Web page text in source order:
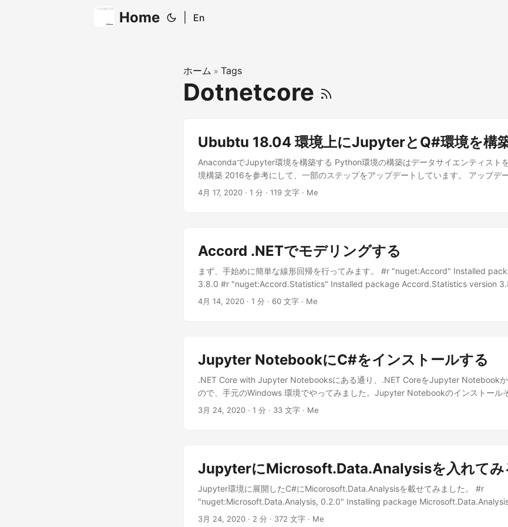
Home En
ホーム » Tags
Dotnetcore
Ububtu 18.04 環境上にJupyterとQ#環境を構
AnacondaでJupyter環境を構築する Python環境の構築はデータサイエンティスト
境構築 2016を参考にして、一部のステップをアップデートしています。 アップデ
参考記事では旧版のAnacondaがベースとなっているため、サーチパスを変更した
~/.bashrc echo 'eval "$(pyenv init -)"' >> ~/.bashrc source ~/.bashrc Anacondaを
pyenv install -l | grep ana # 最新版を確認する pyenv install anaconda3-yyyy.MM
した最新版にする pyenv rehash pyenv global anaconda3-yyyy.MM conda
bash source ~/.bashrc dotnet coreをインストールする wget -nv
https://packages.microsoft.com/config/ubuntu/18.04/packages-microsoft-
PATH="~/.dotnet/tools:$PATH"' >> ~/.bashrc # dotnet core へのパスを追加
iqsharp install --user IQ#のインストールを確認する jupyter kernelspec list
csharp /home/nikeda/.local/share/jupyter/kernels/.net-csharp .net-fsharp
/home/nikeda/.local/share/jupyter/kernels/.net-fsharp .net-powershell
/home/nikeda/.local/share/jupyter/kernels/.net-powershell iqsharp
4月 17, 2020 · 1 分 · 119 文字 · Me
Accord .NETでモデリングする
まず、手始めに簡単な線形回帰を行ってみます。 #r "nuget:Accord" Installed
3.8.0 #r "nuget:Accord.Statistics" Installed package Accord.Statistics version
Accord.Statistics.Models.Regression.Linear; using System; double[] inputs =
4月 14, 2020 · 1 分 · 60 文字 · Me
Jupyter NotebookにC#をインストールする
.NET Core with Jupyter Notebooksにある通り、.NET CoreをJupyter Notebookか
ので、手元のWindows 環境でやってみました。Jupyter Notebookのインストール
18.04 環境上にJupyterとQ#環境を構築するあたりとか、その元とかが使えると思
System.Console.WriteLine("Foo"); とやって、Fooが出ることを確認できました。 う
は、DataFrameで遊んでみよう。
3月 24, 2020 · 1 分 · 33 文字 · Me
JupyterにMicrosoft.Data.Analysisを入れてみ
Jupyter環境に展開したC#にMicorosoft.Data.Analysisを載せてみました。 #r
"nuget:Microsoft.Data.Analysis, 0.2.0" Installing package
done! using Microsoft.Data.Analysis; #r "nuget:MathNet.Numerics,4.9.0"
3月 24, 2020 · 2 分 · 372 文字 · Me